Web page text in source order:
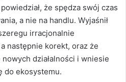
że spędza swój czas
a nie na handlu. Wyjaśnił
irracjonalnie
następnie korekt, oraz że
działalności i wniesie
do ekosystemu.